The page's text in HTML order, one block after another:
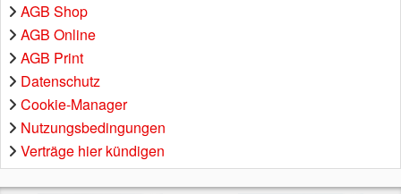
AGB Shop
AGB Online
AGB Print
Datenschutz
Cookie-Manager
Nutzungsbedingungen
Verträge hier kündigen